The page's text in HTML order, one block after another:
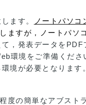
ます。
ノートパソコ
ますが，ノートパソ
，発表データを
環境をご準備くだ
境が必要となりま
度の簡単なアブスト